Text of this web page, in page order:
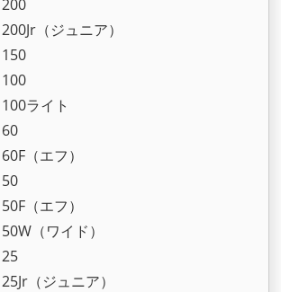
（ジュニア）
ライト
（エフ）
（エフ）
（ワイド）
（ジュニア）